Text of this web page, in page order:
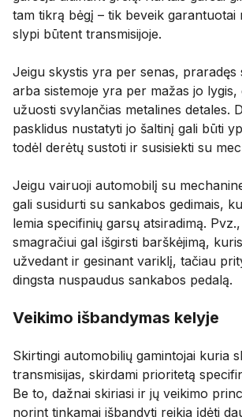
tam tikrą bėgį – tik beveik garantuotai
slypi būtent transmisijoje.
Jeigu skystis yra per senas, praradęs
arba sistemoje yra per mažas jo lygis,
užuosti svylančias metalines detales.
pasklidus nustatyti jo šaltinį gali būti
todėl derėtų sustoti ir susisiekti su
Jeigu vairuoji automobilį su
gali susidurti su sankabos gedimais,
lemia specifinių garsų atsiradimą.
smagračiui gal išgirsti barškėjimą,
užvedant ir gesinant variklį, tačiau
dingsta nuspaudus sankabos pedalą.
Veikimo išbandymas kelyje
Skirtingi automobilių gamintojai kuria
transmisijas, skirdami prioritetą
Be to, dažnai skiriasi ir jų veikimo
norint tinkamai išbandyti reikia įdėti